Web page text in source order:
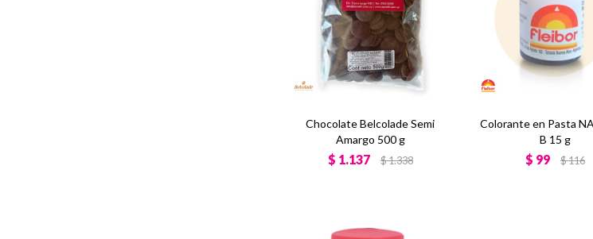
Chocolate Belcolade Semi
Amargo 500 g
$ 1.137 $1.338
Colorante en Pasta
B 15 g
$ 99 $116